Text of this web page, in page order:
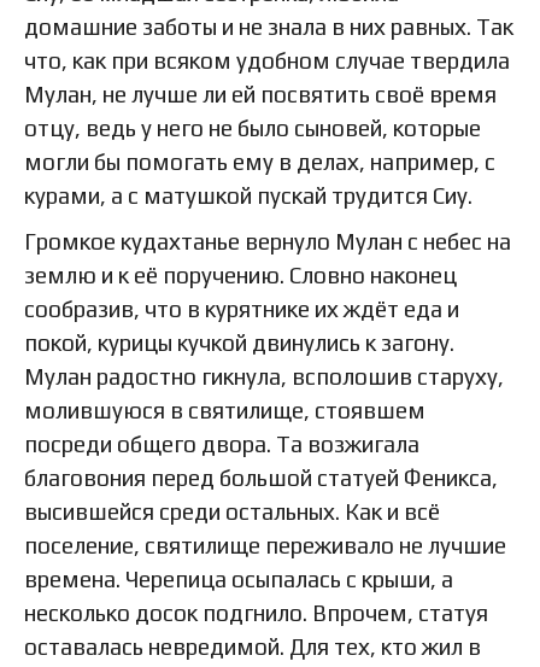
домашние заботы и не знала в них равных. Так
что, как при всяком удобном случае твердила
Мулан, не лучше ли ей посвятить своё время
отцу, ведь у него не было сыновей, которые
могли бы помогать ему в делах, например, с
курами, а с матушкой пускай трудится Сиу.
Громкое кудахтанье вернуло Мулан с небес на
землю и к её поручению. Словно наконец
сообразив, что в курятнике их ждёт еда и
покой, курицы кучкой двинулись к загону.
Мулан радостно гикнула, всполошив старуху,
молившуюся в святилище, стоявшем
посреди общего двора. Та возжигала
благовония перед большой статуей Феникса,
высившейся среди остальных. Как и всё
поселение, святилище переживало не лучшие
времена. Черепица осыпалась с крыши, а
несколько досок подгнило. Впрочем, статуя
оставалась невредимой. Для тех, кто жил в